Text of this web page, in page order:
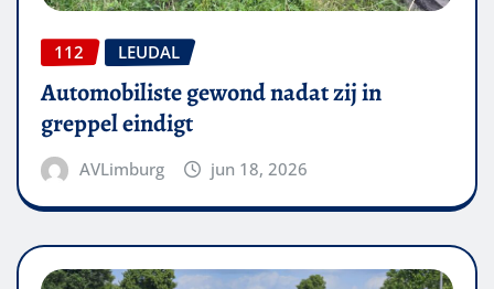
112 LEUDAL
Automobiliste gewond nadat zij in
greppel eindigt
AVLimburg jun 18, 2026